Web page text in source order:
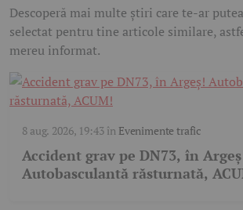
Descoperă mai multe știri care te-ar
selectat pentru tine articole similare,
mereu informat.
8 aug. 2026, 19:43în Evenimente trafic
Accident grav pe DN73, în
Autobasculantă răsturnată,